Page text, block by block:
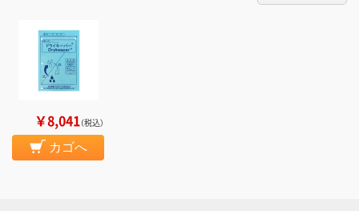
￥8,041（税込）
カゴへ